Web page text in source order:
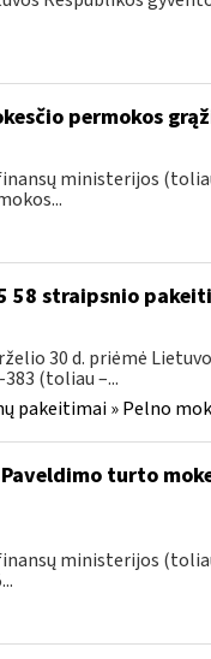
permokos
ministerijos
58 straipsnio
30 d. priėmė
(toliau –...
pakeitimai » Pelno
turto
ministerijos